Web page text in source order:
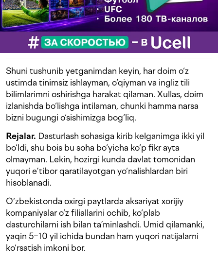
Shuni tushunib yetganimdan keyin, har doim o‘z
ustimda tinimsiz ishlayman, o‘qiyman va ingliz tili
bilimlarimni oshirishga harakat qilaman. Xullas, doim
izlanishda bo‘lishga intilaman, chunki hamma narsa
bizni bugungi o‘sishimizga bog‘liq.
Rejalar. Dasturlash sohasiga kirib kelganimga ikki yil
bo‘ldi, shu bois bu soha bo‘yicha ko‘p fikr ayta
olmayman. Lekin, hozirgi kunda davlat tomonidan
yuqori e’tibor qaratilayotgan yo‘nalishlardan biri
hisoblanadi.
O‘zbekistonda oxirgi paytlarda aksariyat xorijiy
kompaniyalar o‘z filiallarini ochib, ko‘plab
dasturchilarni ish bilan ta’minlashdi. Umid qilamanki,
yaqin 5−10 yil ichida bundan ham yuqori natijalarni
ko‘rsatish imkoni bor.